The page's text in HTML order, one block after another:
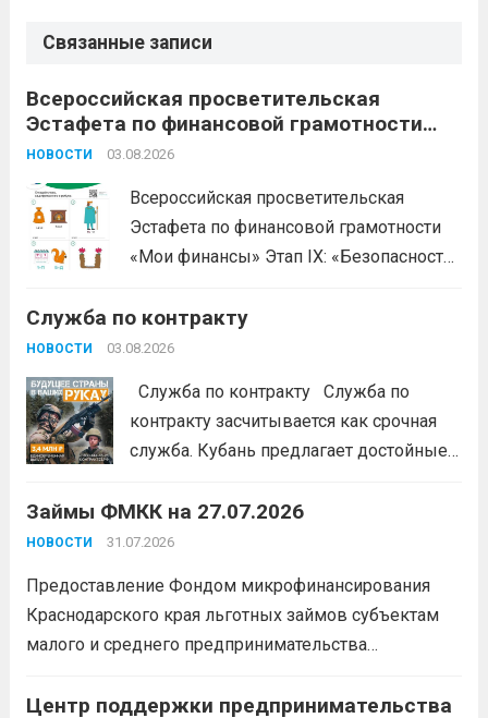
Связанные записи
Всероссийская просветительская
Эстафета по финансовой грамотности
«Мои финансы»
НОВОСТИ 03.08.2026
Всероссийская просветительская
Эстафета по финансовой грамотности
«Мои финансы» Этап IX: «Безопасность
портале: моифинансы.рф
#ЭстафетаМоиФинансы
Служба по контракту
НОВОСТИ 03.08.2026
Служба по контракту Служба по
контракту засчитывается как срочная
служба. Кубань предлагает достойные
защиту Отечества:
единовременно;
каникулы;
сохранение места...Читать
дальше
Займы ФМКК на 27.07.2026
НОВОСТИ 31.07.2026
Предоставление Фондом микрофинансирования
Краснодарского края льготных займов субъектам
малого и среднего предпринимательства
5 млн. рублей Срок от 7 мес. до 36 мес. Процентная
Центр поддержки предпринимательства